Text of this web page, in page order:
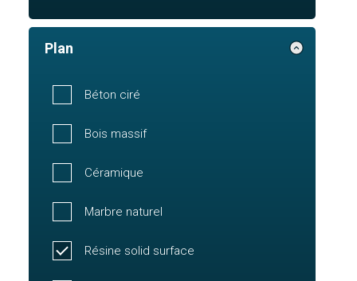
Plan
Béton ciré
Bois massif
Céramique
Marbre naturel
Résine solid surface